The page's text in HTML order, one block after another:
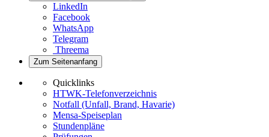
LinkedIn
Facebook
WhatsApp
Telegram
Threema
Zum Seitenanfang
Quicklinks
HTWK-Telefonverzeichnis
Notfall (Unfall, Brand, Havarie)
Mensa-Speiseplan
Stundenpläne